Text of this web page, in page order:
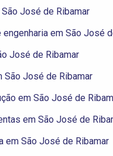
José de Ribamar
em São José
José de Ribamar
São José de Ribamar
em São José de
em São José de
em São José de Ribamar